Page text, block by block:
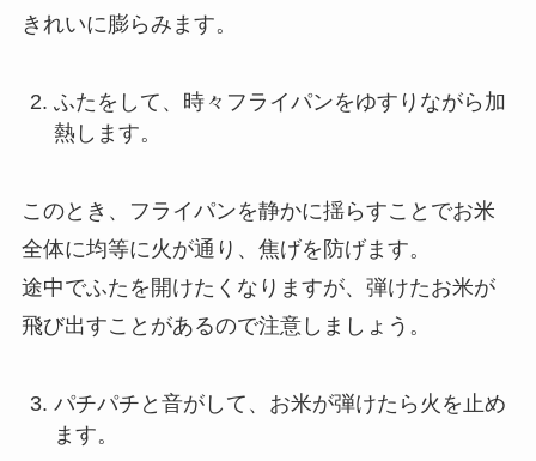
きれいに膨らみます。
ふたをして、時々フライパンをゆすりながら加
熱します。
このとき、フライパンを静かに揺らすことでお米
全体に均等に火が通り、焦げを防げます。
途中でふたを開けたくなりますが、弾けたお米が
飛び出すことがあるので注意しましょう。
パチパチと音がして、お米が弾けたら火を止め
ます。